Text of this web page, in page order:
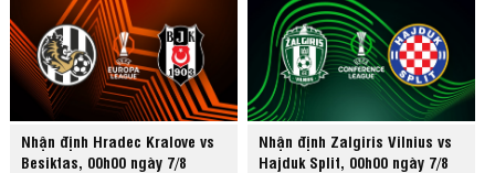
Nhận định Hradec Kralove vs
Besiktas, 00h00 ngày 7/8
Nhận định Zalgiris Vilnius vs
Hajduk Split, 00h00 ngày 7/8